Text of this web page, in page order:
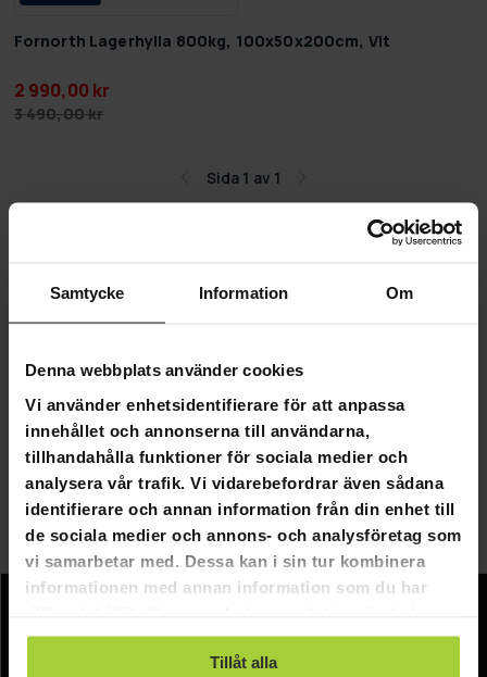
Samtycke Information Om
Denna webbplats använder cookies
Vi använder enhetsidentifierare för att anpassa
innehållet och annonserna till användarna,
tillhandahålla funktioner för sociala medier och
analysera vår trafik. Vi vidarebefordrar även sådana
identifierare och annan information från din enhet till
de sociala medier och annons- och analysföretag som
vi samarbetar med. Dessa kan i sin tur kombinera
informationen med annan information som du har
använt deras tjänster.
Tillåt alla
Fornorth Lagerhylla 800kg, 100x50x200cm, Vit
2 990,00 kr
3 490,00 kr
Sida 1 av 1
längre!! Här hittar du en rad lagerhyllor i metall av hög
lagret och de har en mycket hög bärförmåga. Oavsett
om du behöver förvara verktyg, böcker eller
hushållsartiklar så klarar dessa hyllor uppgiften.
Dessutom innebär deras eleganta och moderna design
att de passar in i vilken inredning som helst. Ta en titt på
vårt urval av lagerhyllor nu och hitta den perfekta
lösningen för alla dina förvaringsbehov.